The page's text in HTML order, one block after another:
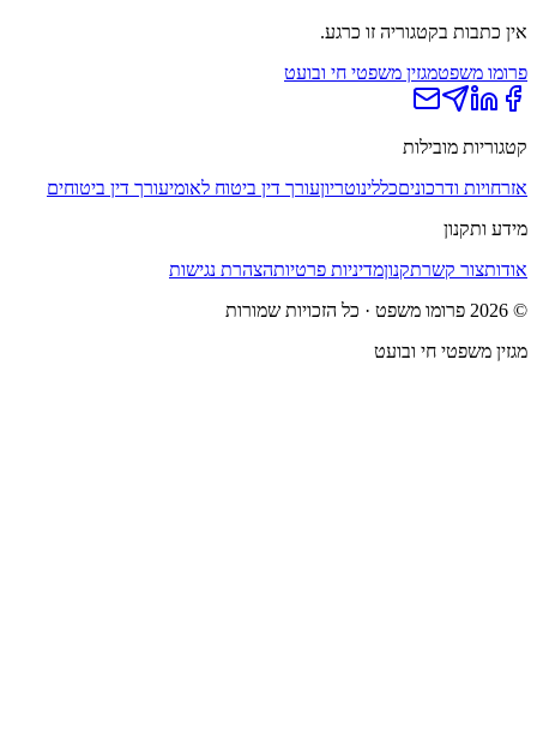
אין כתבות בקטגוריה זו כרגע.
פרומו משפטמגזין משפטי חי ובועט
קטגוריות מובילות
אזרחויות ודרכוניםכללינוטריוןעורך דין ביטוח לאומיעורך דין ביטוחים
מידע ותקנון
אודותצור קשרתקנוןמדיניות פרטיותהצהרת נגישות
©
2026 פרומו משפט · כל הזכויות שמורות
מגזין משפטי חי ובועט